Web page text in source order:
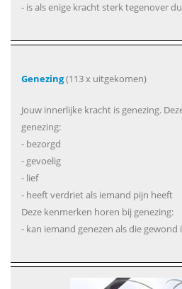
- is als enige kracht sterk tegenover
Genezing(113 x uitgekomen)
Jouw innerlijke kracht is genezing.
genezing:
- bezorgd
- gevoelig
- lief
- heeft verdriet als iemand pijn heeft
Deze kenmerken horen bij genezing:
- kan iemand genezen als die gewond